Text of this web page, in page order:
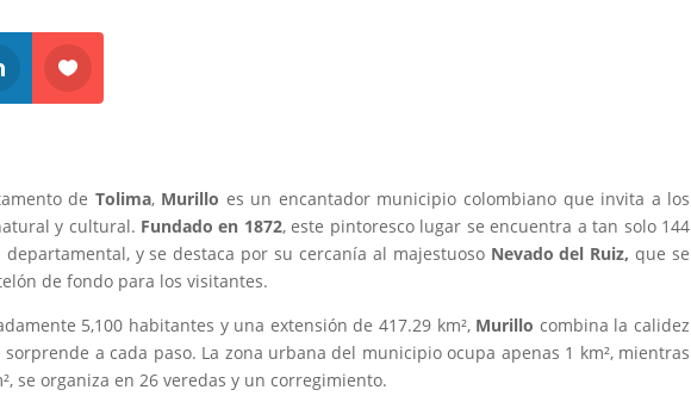
de Tolima, Murillo es un encantador municipio colombiano que invita a los
y cultural. Fundado en 1872, este pintoresco lugar se encuentra a tan solo 144
departamental, y se destaca por su cercanía al majestuoso Nevado del Ruiz, que se
de fondo para los visitantes.
5,100 habitantes y una extensión de 417.29 km²,Murillo combina la calidez
a cada paso. La zona urbana del municipio ocupa apenas 1 km², mientras
se organiza en 26 veredas y un corregimiento.